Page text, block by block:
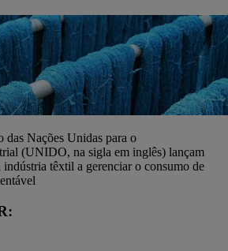
Nações Unidas para o
(UNIDO, na sigla em inglês) lançam
indústria têxtil a gerenciar o consumo de